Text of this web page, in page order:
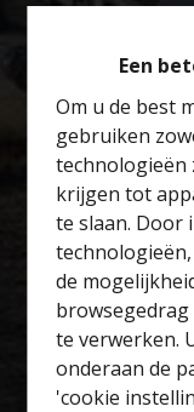
Een
Om u de best
gebruiken
technologieën
krijgen tot
te slaan. Door
de
te verwerken.
onderaan de
'cookie